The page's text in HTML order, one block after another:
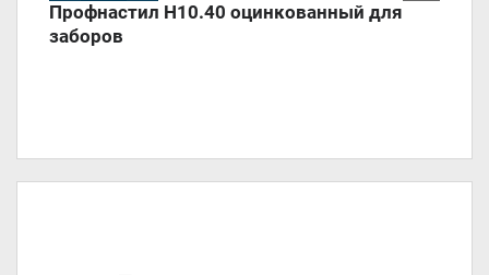
Профнастил Н10.40 оцинкованный для
заборов